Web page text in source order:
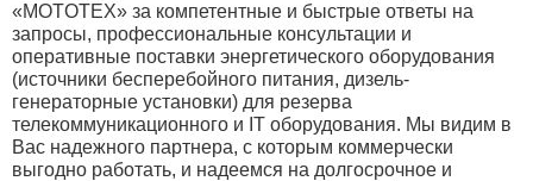
«MOTOTEХ» за компетентные и быстрые ответы на
запросы, профессиональные консультации и
оперативные поставки энергетического оборудования
(источники бесперебойного питания, дизель-
генераторные установки) для резерва
телекоммуникационного и IT оборудования. Мы видим в
Вас надежного партнера, с которым коммерчески
выгодно работать, и надеемся на долгосрочное и